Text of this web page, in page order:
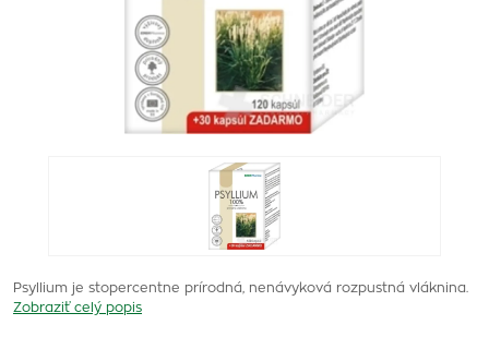
Psyllium je stopercentne prírodná, nenávyková rozpustná vláknina.
Zobraziť celý popis